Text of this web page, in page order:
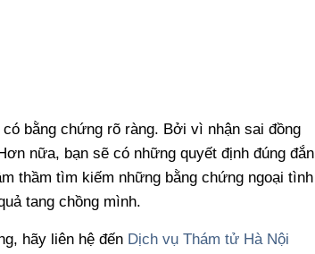
bằng chứng rõ ràng. Bởi vì nhận sai đồng
nữa, bạn sẽ có những quyết định đúng đắn
thầm tìm kiếm những bằng chứng ngoại tình
tang chồng mình.
hãy liên hệ đến Dịch vụ Thám tử Hà Nội